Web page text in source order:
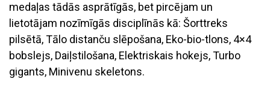
medaļas tādās asprātīgās, bet pircējam un
lietotājam nozīmīgās disciplīnās kā: Šorttreks
pilsētā, Tālo distanču slēpošana, Eko-bio-tlons, 4×4
bobslejs, Daiļstilošana, Elektriskais hokejs, Turbo
gigants, Minivenu skeletons.